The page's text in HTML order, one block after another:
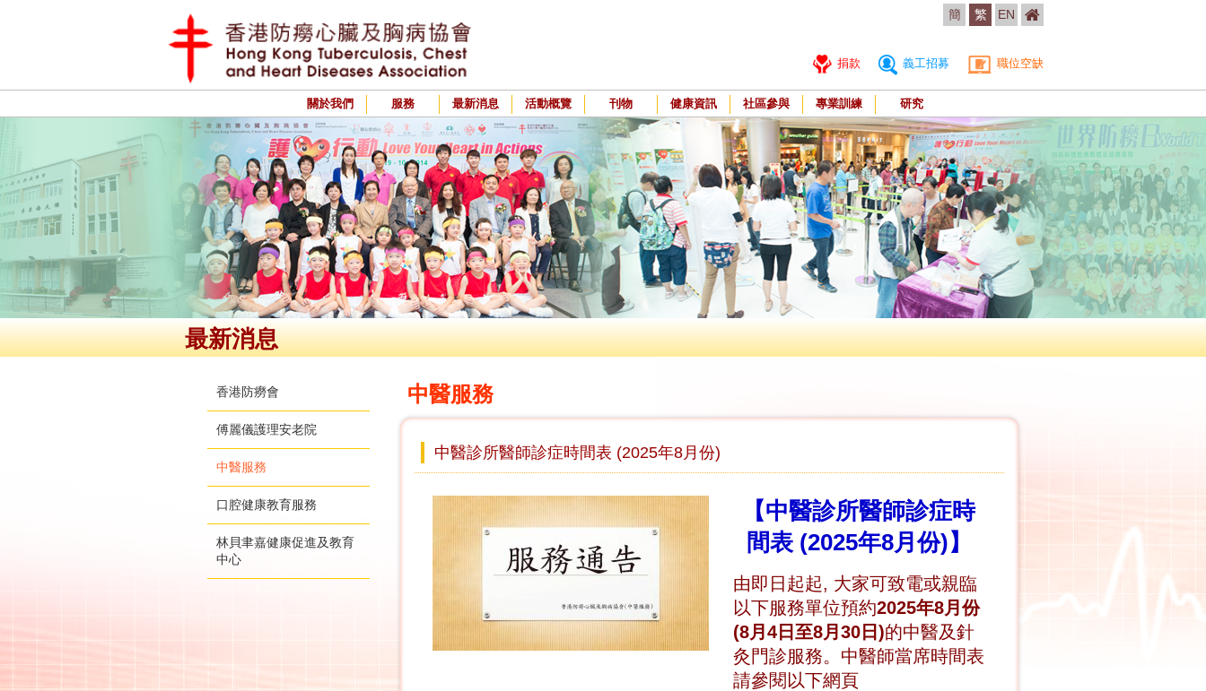
簡 繁 EN
捐款 義工招募 職位空缺
關於我們 服務 最新消息 活動概覽 刊物 健康資訊 社區參與 專業訓練 研究
最新消息
香港防癆會
傅麗儀護理安老院
中醫服務
口腔健康教育服務
林貝聿嘉健康促進及教育
中心
中醫服務
中醫診所醫師診症時間表 (2025年8月份)
【中醫診所醫師診症時
間表 (2025年8月份)】
由即日起起, 大家可致電或親臨
以下服務單位預約2025年8月份
(8月4日至8月30日)的中醫及針
灸門診服務。中醫師當席時間表
請參閱以下網頁